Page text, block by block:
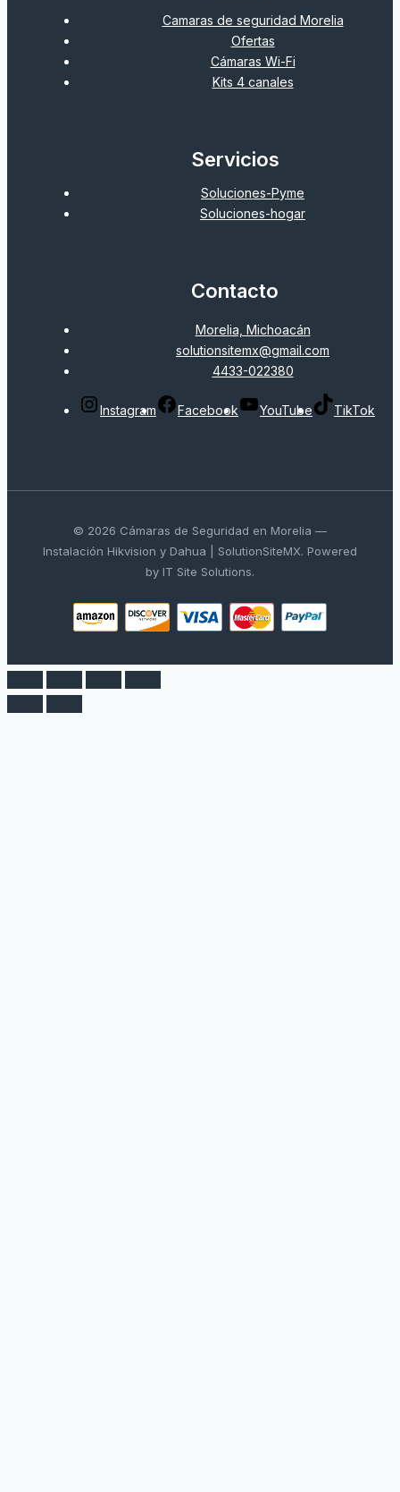
Camaras de seguridad Morelia
Ofertas
Cámaras Wi-Fi
Kits 4 canales
Servicios
Soluciones-Pyme
Soluciones-hogar
Contacto
Morelia, Michoacán
solutionsitemx@gmail.com
4433-022380
Instagram Facebook YouTube TikTok
© 2026 Cámaras de Seguridad en Morelia —
Instalación Hikvision y Dahua | SolutionSiteMX. Powered
by IT Site Solutions.